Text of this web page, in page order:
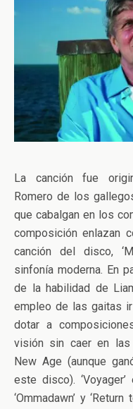
La canción fue
Romero de los
que cabalgan en los
composición enlazan
canción del disco,
sinfonía moderna. En
de la habilidad de
empleo de las gaitas
dotar a
visión sin caer en las
New Age (aunque
este disco).
‘Ommadawn’ y